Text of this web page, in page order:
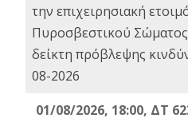
την επιχειρησιακή
Πυροσβεστικού
δείκτη πρόβλεψης
08-2026
01/08/2026, 18:00, ΔΤ